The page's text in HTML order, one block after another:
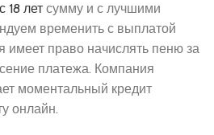
18 лет сумму и с лучшими
временить с выплатой
имеет право начислять пеню за
платежа. Компания
моментальный кредит
онлайн.